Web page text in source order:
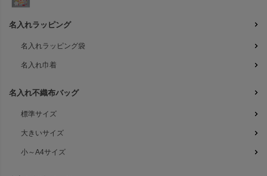
名入れラッピング
名入れラッピング袋
名入れ巾着
名入れ不織布バッグ
標準サイズ
大きいサイズ
小～A4サイズ